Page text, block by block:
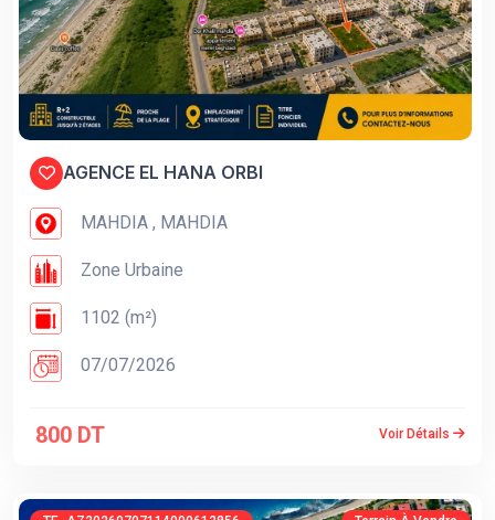
AGENCE EL HANA ORBI
MAHDIA , MAHDIA
Zone Urbaine
1102 (m²)
07/07/2026
800 DT Voir Détails